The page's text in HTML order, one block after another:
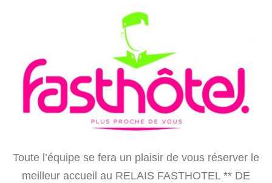
Toute l’équipe se fera un plaisir de vous réserver le
meilleur accueil au RELAIS FASTHOTEL ** DE